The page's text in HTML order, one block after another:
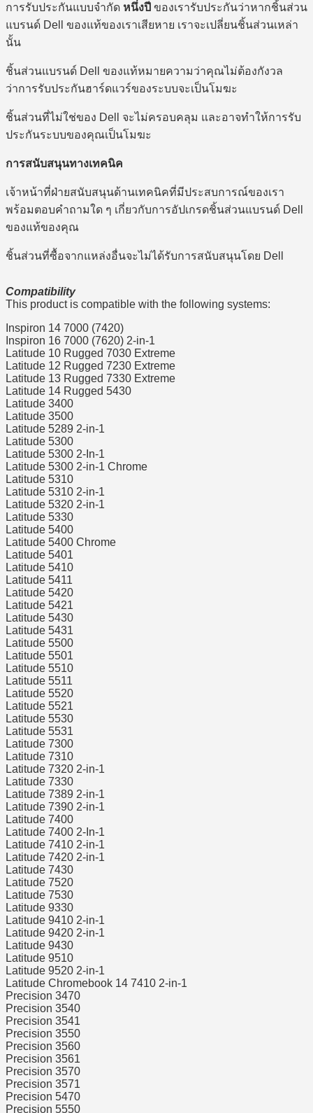
การรับประกันแบบจำกัด หนึ่งปี ของเรารับประกันว่าหากชิ้นส่วน
แบรนด์ Dell ของแท้ของเราเสียหาย เราจะเปลี่ยนชิ้นส่วนเหล่า
นั้น
ชิ้นส่วนแบรนด์ Dell ของแท้หมายความว่าคุณไม่ต้องกังวล
ว่าการรับประกันฮาร์ดแวร์ของระบบจะเป็นโมฆะ
ชิ้นส่วนที่ไม่ใช่ของ Dell จะไม่ครอบคลุม และอาจทำให้การรับ
ประกันระบบของคุณเป็นโมฆะ
การสนับสนุนทางเทคนิค
เจ้าหน้าที่ฝ่ายสนับสนุนด้านเทคนิคที่มีประสบการณ์ของเรา
พร้อมตอบคำถามใด ๆ เกี่ยวกับการอัปเกรดชิ้นส่วนแบรนด์ Dell
ของแท้ของคุณ
ชิ้นส่วนที่ซื้อจากแหล่งอื่นจะไม่ได้รับการสนับสนุนโดย Dell
Compatibility
This product is compatible with the following systems:
Inspiron 14 7000 (7420)
Inspiron 16 7000 (7620) 2-in-1
Latitude 10 Rugged 7030 Extreme
Latitude 12 Rugged 7230 Extreme
Latitude 13 Rugged 7330 Extreme
Latitude 14 Rugged 5430
Latitude 3400
Latitude 3500
Latitude 5289 2-in-1
Latitude 5300
Latitude 5300 2-In-1
Latitude 5300 2-in-1 Chrome
Latitude 5310
Latitude 5310 2-in-1
Latitude 5320 2-in-1
Latitude 5330
Latitude 5400
Latitude 5400 Chrome
Latitude 5401
Latitude 5410
Latitude 5411
Latitude 5420
Latitude 5421
Latitude 5430
Latitude 5431
Latitude 5500
Latitude 5501
Latitude 5510
Latitude 5511
Latitude 5520
Latitude 5521
Latitude 5530
Latitude 5531
Latitude 7300
Latitude 7310
Latitude 7320 2-in-1
Latitude 7330
Latitude 7389 2-in-1
Latitude 7390 2-in-1
Latitude 7400
Latitude 7400 2-In-1
Latitude 7410 2-in-1
Latitude 7420 2-in-1
Latitude 7430
Latitude 7520
Latitude 7530
Latitude 9330
Latitude 9410 2-in-1
Latitude 9420 2-in-1
Latitude 9430
Latitude 9510
Latitude 9520 2-in-1
Latitude Chromebook 14 7410 2-in-1
Precision 3470
Precision 3540
Precision 3541
Precision 3550
Precision 3560
Precision 3561
Precision 3570
Precision 3571
Precision 5470
Precision 5550